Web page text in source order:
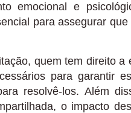
emocional e
para assegurar que
quem tem direito a
para garantir
resolvê-los. Além
o impacto